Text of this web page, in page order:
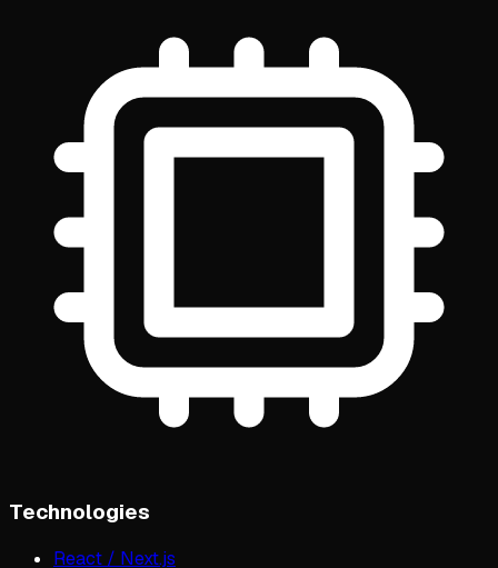
Technologies
React / Next.js